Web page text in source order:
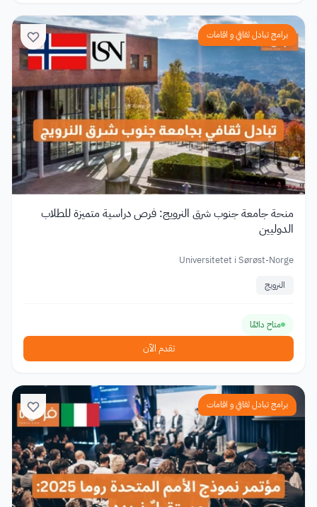
برامج تبادل ثقافي و اقامات
منحة جامعة جنوب شرق النرويج: فرص دراسية متميزة للطلاب
الدوليين
Universitetet i Sørøst-Norge
النرويج
متاح دائمًا
تقدم الآن
برامج تبادل ثقافي و اقامات